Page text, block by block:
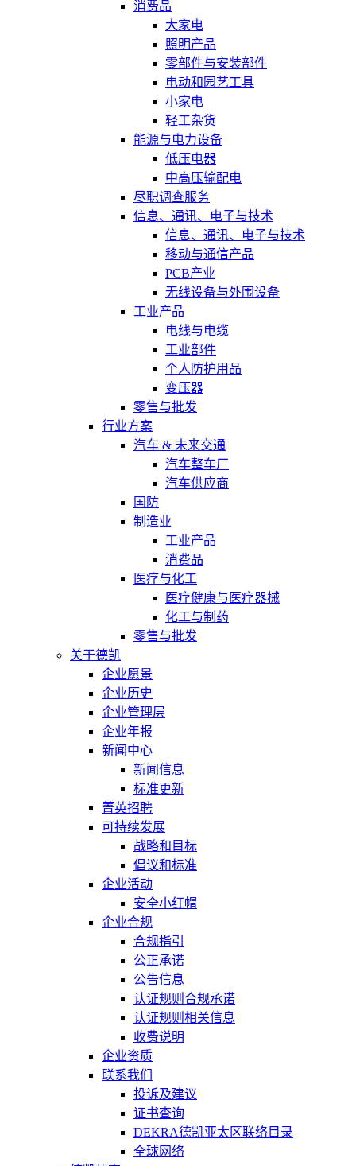
消费品
大家电
照明产品
零部件与安装部件
电动和园艺工具
小家电
轻工杂货
能源与电力设备
低压电器
中高压输配电
尽职调查服务
信息、通讯、电子与技术
信息、通讯、电子与技术
移动与通信产品
PCB产业
无线设备与外围设备
工业产品
电线与电缆
工业部件
个人防护用品
变压器
零售与批发
行业方案
汽车 & 未来交通
汽车整车厂
汽车供应商
国防
制造业
工业产品
消费品
医疗与化工
医疗健康与医疗器械
化工与制药
零售与批发
关于德凯
企业愿景
企业历史
企业管理层
企业年报
新闻中心
新闻信息
标准更新
菁英招聘
可持续发展
战略和目标
倡议和标准
企业活动
安全小红帽
企业合规
合规指引
公正承诺
公告信息
认证规则合规承诺
认证规则相关信息
收费说明
企业资质
联系我们
投诉及建议
证书查询
DEKRA德凯亚太区联络目录
全球网络